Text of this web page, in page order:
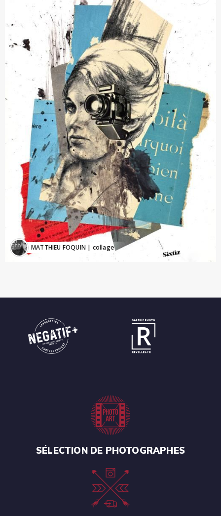
MATTHIEU FOQUIN | collage
SÉLECTION DE PHOTOGRAPHES